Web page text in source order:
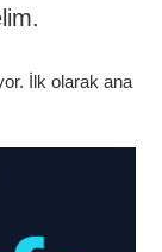
İlk olarak ana